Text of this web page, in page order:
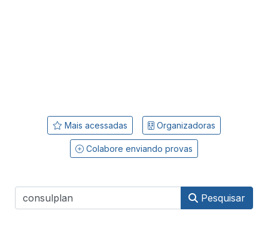
Mais acessadas Organizadoras
Colabore enviando provas
Pesquisar